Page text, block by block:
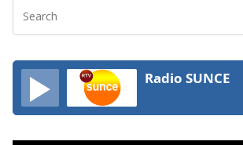
Radio SUNCE